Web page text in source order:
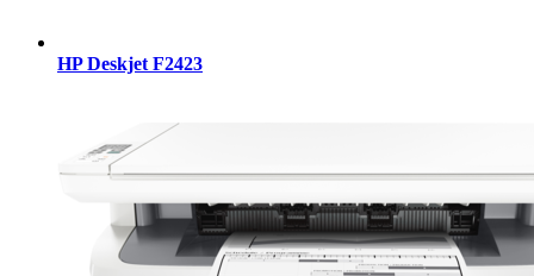
HP Deskjet F2423